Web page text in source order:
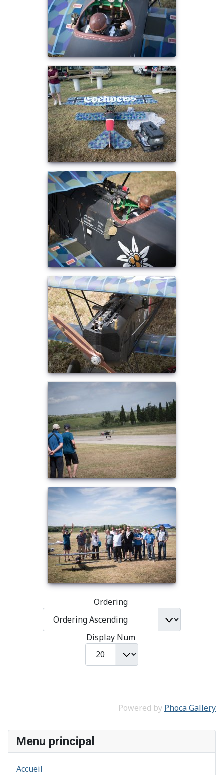
Ordering
Display Num
Powered by Phoca Gallery
Menu principal
Accueil